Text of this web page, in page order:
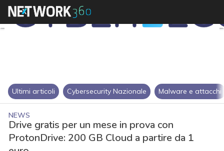
Ultimi articoli Cybersecurity Nazionale Malware e attacchi
NEWS
Drive gratis per un mese in prova con
ProtonDrive: 200 GB Cloud a partire da 1